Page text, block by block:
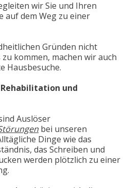
wir Sie und Ihren
auf dem Weg zu einer
Gründen nicht
kommen, machen wir auch
Hausbesuche.
und
Auslöser
bei unseren
Dinge wie das
das Schreiben und
werden plötzlich zu einer